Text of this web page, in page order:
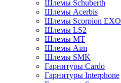
Шлемы Schuberth
Шлемы Acerbis
Шлемы Scorpion EXO
Шлемы LS2
Шлемы MT
Шлемы Aim
Шлемы SMK
Гарнитуры Cardo
Гарнитуры Interphone